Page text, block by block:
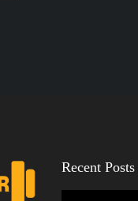
Recent Posts